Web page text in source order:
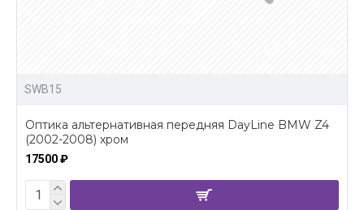
SWB15
Оптика альтернативная передняя DayLine BMW Z4
(2002-2008) хром
17500 ₽